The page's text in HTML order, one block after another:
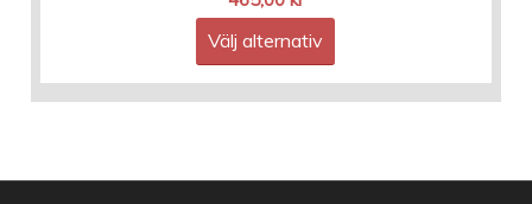
257,00 kr
till
465,00 kr
Välj alternativ